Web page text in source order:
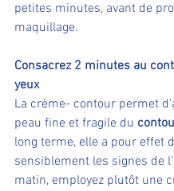
petites minutes, avant de
maquillage.
Consacrez 2 minutes au
yeux
La crème- contour permet
peau fine et fragile du
long terme, elle a pour effet
sensiblement les signes de
matin, employez plutôt une